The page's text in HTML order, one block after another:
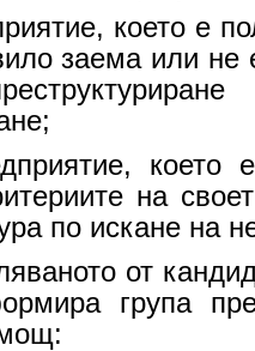
което е
заема или не
което
на
по искане на
от
група